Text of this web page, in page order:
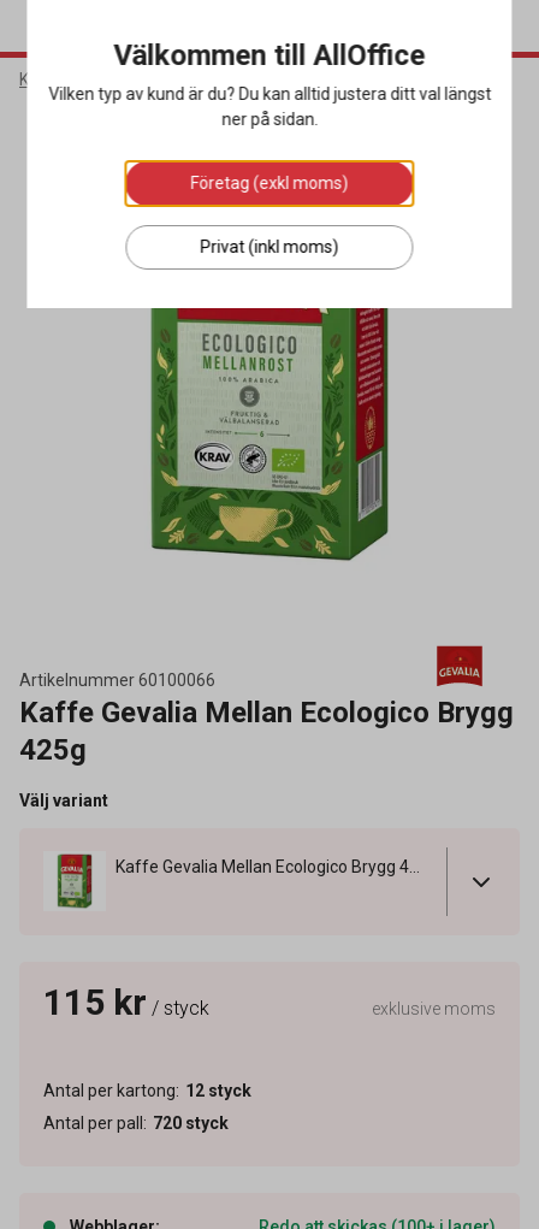
Kök & Servering
Miljöval
Artikelnummer60100066
Kaffe Gevalia Mellan Ecologico Brygg
425g
Välj variant
Kaffe Gevalia Mellan Ecologico Brygg 425g
115 kr / styck exklusive moms
Antal per kartong: 12 styck
Antal per pall : 720 styck
Välkommen till AllOffice
Vilken typ av kund är du? Du kan alltid justera ditt val längst
ner på sidan.
Företag (exkl moms)
Privat (inkl moms)